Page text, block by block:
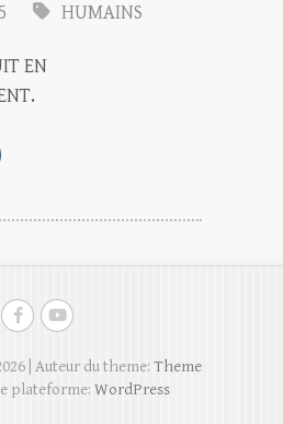
HUMAINS
EN
| Auteur du theme: Theme
plateforme: WordPress